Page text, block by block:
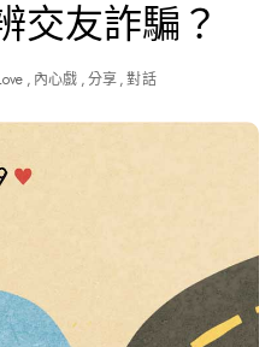
交友詐騙？
內心戲 分享 對話